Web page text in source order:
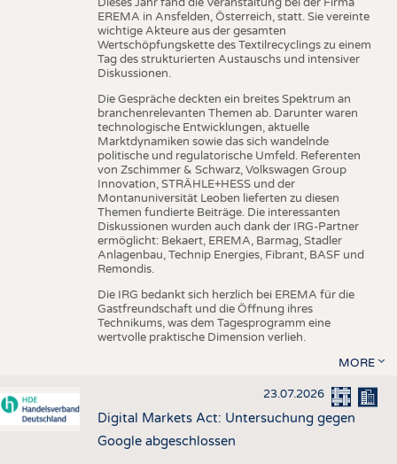
EREMA in Ansfelden, Österreich, statt. Sie vereinte
wichtige Akteure aus der gesamten
Wertschöpfungskette des Textilrecyclings zu einem
Tag des strukturierten Austauschs und intensiver
Diskussionen.
Die Gespräche deckten ein breites Spektrum an
branchenrelevanten Themen ab. Darunter waren
technologische Entwicklungen, aktuelle
Marktdynamiken sowie das sich wandelnde
politische und regulatorische Umfeld. Referenten
von Zschimmer & Schwarz, Volkswagen Group
Innovation, STRÄHLE+HESS und der
Montanuniversität Leoben lieferten zu diesen
Themen fundierte Beiträge. Die interessanten
Diskussionen wurden auch dank der IRG-Partner
ermöglicht: Bekaert, EREMA, Barmag, Stadler
Anlagenbau, Technip Energies, Fibrant, BASF und
Remondis.
Die IRG bedankt sich herzlich bei EREMA für die
Gastfreundschaft und die Öffnung ihres
Technikums, was dem Tagesprogramm eine
wertvolle praktische Dimension verlieh.
MORE
23.07.2026
Digital Markets Act: Untersuchung gegen
Google abgeschlossen